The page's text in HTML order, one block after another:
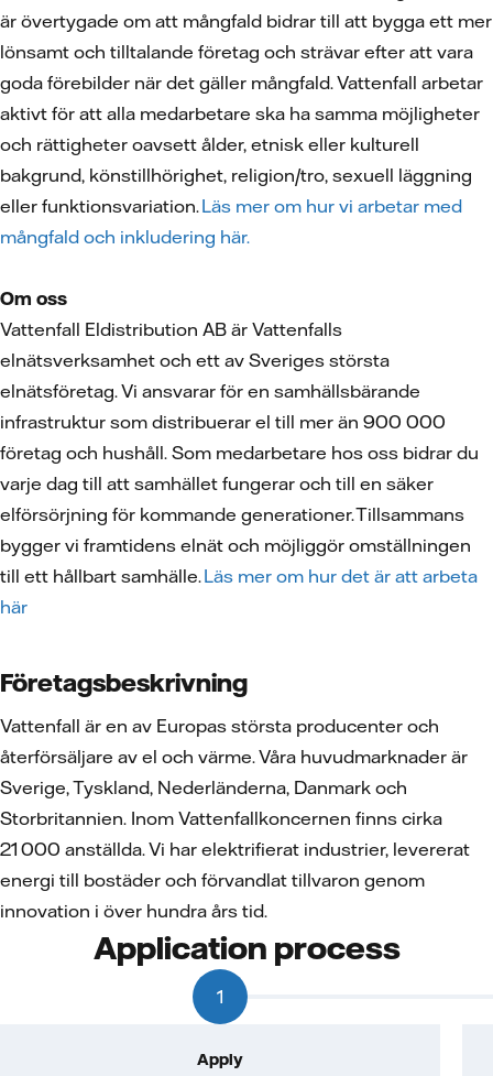
är övertygade om att mångfald bidrar till att bygga ett mer
lönsamt och tilltalande företag och strävar efter att vara
goda förebilder när det gäller mångfald. Vattenfall arbetar
aktivt för att alla medarbetare ska ha samma möjligheter
och rättigheter oavsett ålder, etnisk eller kulturell
bakgrund, könstillhörighet, religion/tro, sexuell läggning
eller funktionsvariation.Läs mer om hur vi arbetar med
mångfald och inkludering här.
Om oss
Vattenfall Eldistribution AB är Vattenfalls
elnätsverksamhet och ett av Sveriges största
elnätsföretag. Vi ansvarar för en samhällsbärande
infrastruktur som distribuerar el till mer än 900 000
företag och hushåll. Som medarbetare hos oss bidrar du
varje dag till att samhället fungerar och till en säker
elförsörjning för kommande generationer. Tillsammans
bygger vi framtidens elnät och möjliggör omställningen
till ett hållbart samhälle.Läs mer om hur det är att arbeta
här
Företagsbeskrivning
Vattenfall är en av Europas största producenter och
återförsäljare av el och värme. Våra huvudmarknader är
Sverige, Tyskland, Nederländerna, Danmark och
Storbritannien. Inom Vattenfallkoncernen finns cirka
21 000 anställda. Vi har elektrifierat industrier, levererat
energi till bostäder och förvandlat tillvaron genom
innovation i över hundra års tid.
Application process
1
Apply